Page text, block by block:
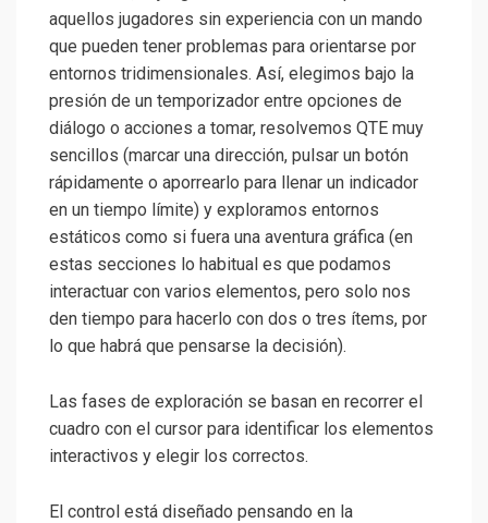
aquellos jugadores sin experiencia con un mando
que pueden tener problemas para orientarse por
entornos tridimensionales. Así, elegimos bajo la
presión de un temporizador entre opciones de
diálogo o acciones a tomar, resolvemos QTE muy
sencillos (marcar una dirección, pulsar un botón
rápidamente o aporrearlo para llenar un indicador
en un tiempo límite) y exploramos entornos
estáticos como si fuera una aventura gráfica (en
estas secciones lo habitual es que podamos
interactuar con varios elementos, pero solo nos
den tiempo para hacerlo con dos o tres ítems, por
lo que habrá que pensarse la decisión).
Las fases de exploración se basan en recorrer el
cuadro con el cursor para identificar los elementos
interactivos y elegir los correctos.
El control está diseñado pensando en la